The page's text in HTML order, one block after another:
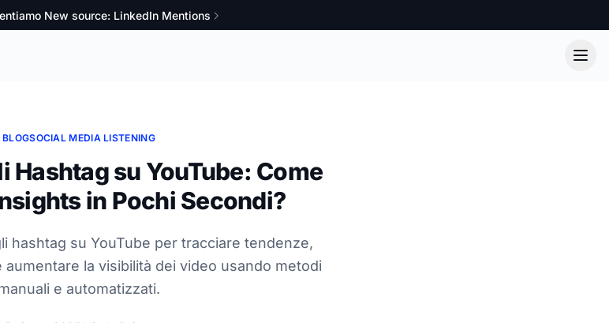
New source: LinkedIn Mentions
BLOGSOCIAL MEDIA LISTENING
Hashtag su YouTube: Come
in Pochi Secondi?
hashtag su YouTube per tracciare tendenze,
la visibilità dei video usando metodi
e automatizzati.